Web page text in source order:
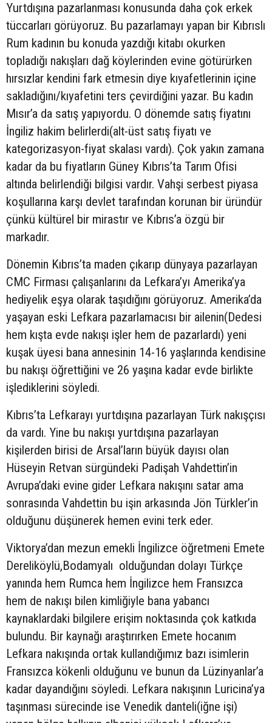
Yurtdışına pazarlanması konusunda daha çok erkek
tüccarları görüyoruz. Bu pazarlamayı yapan bir Kıbrıslı
Rum kadının bu konuda yazdığı kitabı okurken
topladığı nakışları dağ köylerinden evine götürürken
hırsızlar kendini fark etmesin diye kıyafetlerinin içine
sakladığını/kıyafetini ters çevirdiğini yazar. Bu kadın
Mısır’a da satış yapıyordu. O dönemde satış fiyatını
İngiliz hakim belirlerdi(alt-üst satış fiyatı ve
kategorizasyon-fiyat skalası vardı). Çok yakın zamana
kadar da bu fiyatların Güney Kıbrıs’ta Tarım Ofisi
altında belirlendiği bilgisi vardır. Vahşi serbest piyasa
koşullarına karşı devlet tarafından korunan bir üründür
çünkü kültürel bir mirastır ve Kıbrıs’a özgü bir
markadır.
Dönemin Kıbrıs’ta maden çıkarıp dünyaya pazarlayan
CMC Firması çalışanlarını da Lefkara’yı Amerika’ya
hediyelik eşya olarak taşıdığını görüyoruz. Amerika’da
yaşayan eski Lefkara pazarlamacısı bir ailenin(Dedesi
hem kışta evde nakışı işler hem de pazarlardı) yeni
kuşak üyesi bana annesinin 14-16 yaşlarında kendisine
bu nakışı öğrettiğini ve 26 yaşına kadar evde birlikte
işlediklerini söyledi.
Kıbrıs’ta Lefkarayı yurtdışına pazarlayan Türk nakışçısı
da vardı. Yine bu nakışı yurtdışına pazarlayan
kişilerden birisi de Arsal’ların büyük dayısı olan
Hüseyin Retvan sürgündeki Padişah Vahdettin’in
Avrupa’daki evine gider Lefkara nakışını satar ama
sonrasında Vahdettin bu işin arkasında Jön Türkler’in
olduğunu düşünerek hemen evini terk eder.
Viktorya’dan mezun emekli İngilizce öğretmeni Emete
Dereliköylü,Bodamyalı olduğundan dolayı Türkçe
yanında hem Rumca hem İngilizce hem Fransızca
hem de nakışı bilen kimliğiyle bana yabancı
kaynaklardaki bilgilere erişim noktasında çok katkıda
bulundu. Bir kaynağı araştırırken Emete hocanım
Lefkara nakışında ortak kullandığımız bazı isimlerin
Fransızca kökenli olduğunu ve bunun da Lüzinyanlar’a
kadar dayandığını söyledi. Lefkara nakışının Luricina’ya
taşınması sürecinde ise Venedik danteli(iğne işi)